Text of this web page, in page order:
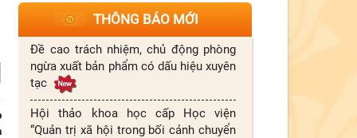
THÔNG BÁO MỚI
Đề cao trách nhiệm, chủ động phòng
ngừa xuất bản phẩm có dấu hiệu xuyên
tạc
Hội thảo khoa học cấp Học viện
“Quản trị xã hội trong bối cảnh chuyển